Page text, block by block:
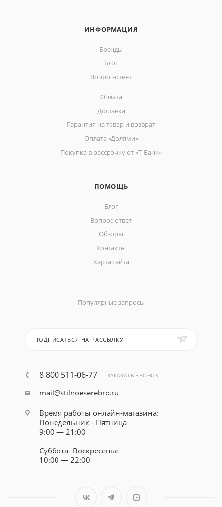
ИНФОРМАЦИЯ
Бренды
Блог
Вопрос-ответ
Оплата
Доставка
Гарантия на товар и возврат
Оплата «Долями»
Покупка в рассрочку от «Т-Банк»
ПОМОЩЬ
Блог
Вопрос-ответ
Обзоры
Контакты
Карта сайта
Популярные запросы
ПОДПИСАТЬСЯ НА РАССЫЛКУ
8 800 511-06-77 ЗАКАЗАТЬ ЗВОНОК
mail@stilnoeserebro.ru
Время работы онлайн-магазина:
Понедельник - Пятница
9:00 — 21:00
Суббота- Воскресенье
10:00 — 22:00